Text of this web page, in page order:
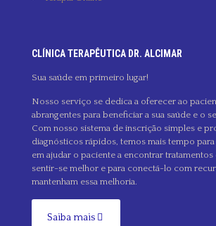
CLÍNICA TERAPÊUTICA DR. ALCIMAR
Sua saúde em primeiro lugar!
Nosso serviço se dedica a oferecer ao
abrangentes para beneficiar a sua saúde e o
Com nosso sistema de inscrição simples e
diagnósticos rápidos, temos mais tempo
em ajudar o paciente a encontrar tratamentos
sentir-se melhor e para conectá-lo com
mantenham essa melhoria.
Saiba mais